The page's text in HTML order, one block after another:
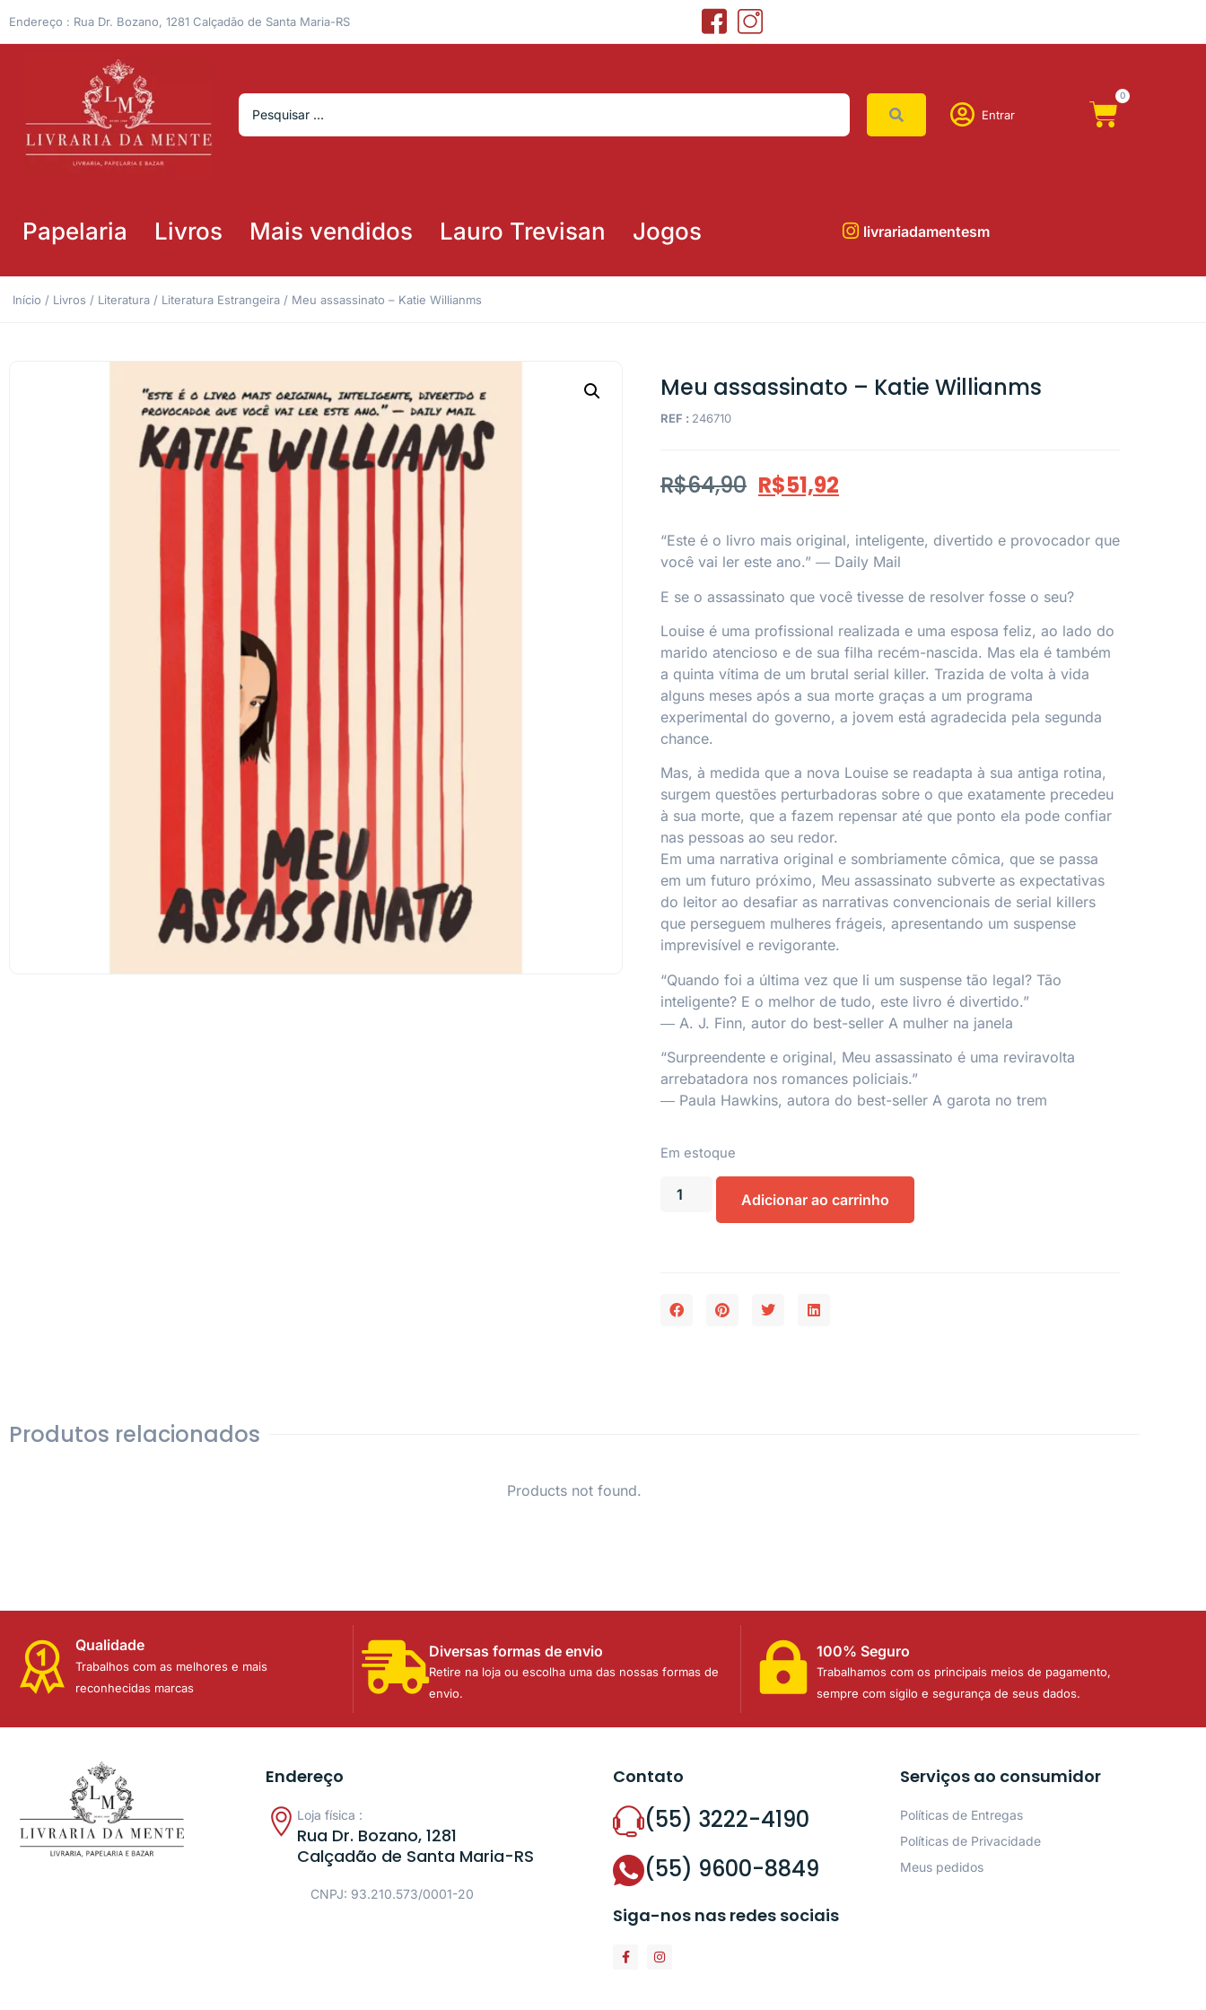
Endereço : Rua Dr. Bozano, 1281 Calçadão de Santa Maria-RS
Entrar
0
Papelaria Livros Mais vendidos Lauro Trevisan Jogos livrariadamentesm
Início / Livros / Literatura / Literatura Estrangeira / Meu assassinato – Katie Willianms
Meu assassinato – Katie Willianms
REF : 246710
R$64,90 R$51,92
“Este é o livro mais original, inteligente, divertido e provocador que
você vai ler este ano.” ― Daily Mail
E se o assassinato que você tivesse de resolver fosse o seu?
Louise é uma profissional realizada e uma esposa feliz, ao lado do
marido atencioso e de sua filha recém-nascida. Mas ela é também
a quinta vítima de um brutal serial killer. Trazida de volta à vida
alguns meses após a sua morte graças a um programa
experimental do governo, a jovem está agradecida pela segunda
chance.
Mas, à medida que a nova Louise se readapta à sua antiga rotina,
surgem questões perturbadoras sobre o que exatamente precedeu
à sua morte, que a fazem repensar até que ponto ela pode confiar
nas pessoas ao seu redor.
Em uma narrativa original e sombriamente cômica, que se passa
em um futuro próximo, Meu assassinato subverte as expectativas
do leitor ao desafiar as narrativas convencionais de serial killers
que perseguem mulheres frágeis, apresentando um suspense
imprevisível e revigorante.
“Quando foi a última vez que li um suspense tão legal? Tão
inteligente? E o melhor de tudo, este livro é divertido.”
― A. J. Finn, autor do best-seller A mulher na janela
“Surpreendente e original, Meu assassinato é uma reviravolta
arrebatadora nos romances policiais.”
― Paula Hawkins, autora do best-seller A garota no trem
Em estoque
Adicionar ao carrinho
Produtos relacionados
Products not found.
Qualidade
Trabalhos com as melhores e mais
reconhecidas marcas
Diversas formas de envio
Retire na loja ou escolha uma das nossas formas de
envio.
100% Seguro
Trabalhamos com os principais meios de pagamento,
sempre com sigilo e segurança de seus dados.
Endereço
Loja física :
Rua Dr. Bozano, 1281
Calçadão de Santa Maria-RS
CNPJ: 93.210.573/0001-20
Contato
(55) 3222-4190
(55) 9600-8849
Siga-nos nas redes sociais
Serviços ao consumidor
Políticas de Entregas
Políticas de Privacidade
Meus pedidos